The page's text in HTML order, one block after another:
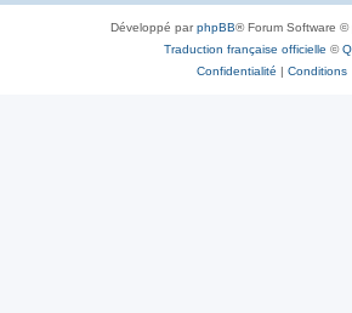
Développé parphpBB® Forum Software ©
Traduction française officielle ©
Confidentialité | Conditions